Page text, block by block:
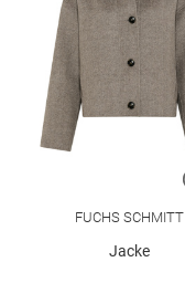
FUCHS SCHMITT
Jacke